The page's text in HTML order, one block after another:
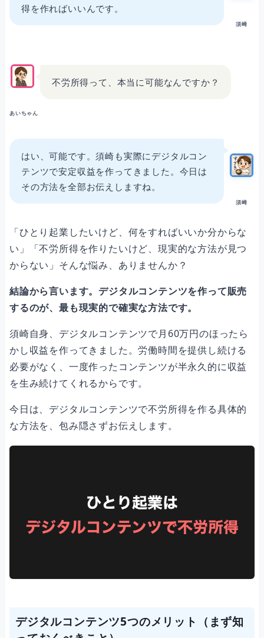
2. 趣味・エンタメ系
必要なツール（今日から始められる）
ソフトウェア（全部無料）
FIREまでのロードマップ（現実的な道筋）
ステップ1：副業で月10万円（給与9：不労所得1）
ステップ3：月60万円（給与5：不労所得5）
今日からやるべきこと（3ステップ）
まとめ：デジタルコンテンツで人生を変える
須崎
得を作ればいいんです。
あいちゃん
不労所得って、本当に可能なんですか？
須崎
はい、可能です。須崎も実際にデジタルコン
テンツで安定収益を作ってきました。今日は
その方法を全部お伝えしますね。
「ひとり起業したいけど、何をすればいいか分からな
い」「不労所得を作りたいけど、現実的な方法が見つ
からない」そんな悩み、ありませんか？
結論から言います。デジタルコンテンツを作って販売
するのが、最も現実的で確実な方法です。
須崎自身、デジタルコンテンツで月60万円のほったら
かし収益を作ってきました。労働時間を提供し続ける
必要がなく、一度作ったコンテンツが半永久的に収益
を生み続けてくれるからです。
今日は、デジタルコンテンツで不労所得を作る具体的
な方法を、包み隠さずお伝えします。
デジタルコンテンツ5つのメリット（まず知